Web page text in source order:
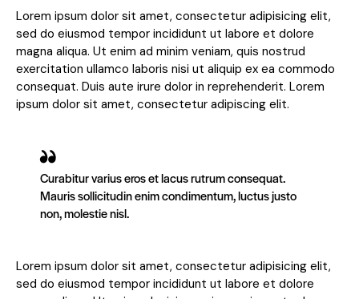
Lorem ipsum dolor sit amet, consectetur adipisicing elit,
sed do eiusmod tempor incididunt ut labore et dolore
magna aliqua. Ut enim ad minim veniam, quis nostrud
exercitation ullamco laboris nisi ut aliquip ex ea commodo
consequat. Duis aute irure dolor in reprehenderit. Lorem
ipsum dolor sit amet, consectetur adipiscing elit.
Curabitur varius eros et lacus rutrum consequat.
Mauris sollicitudin enim condimentum, luctus justo
non, molestie nisl.
Lorem ipsum dolor sit amet, consectetur adipisicing elit,
sed do eiusmod tempor incididunt ut labore et dolore